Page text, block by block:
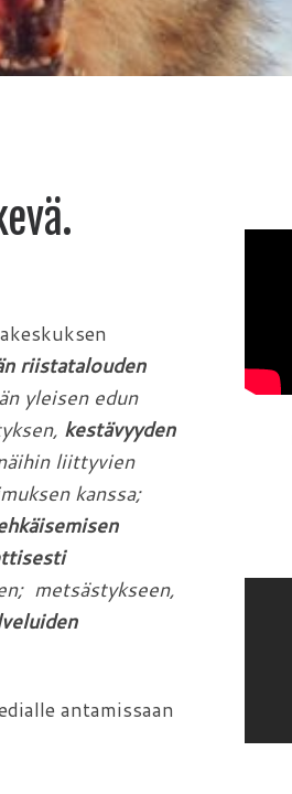
riistatalouden
yleisen edun
kestävyyden
liittyvien
kanssa;
metsästykseen,
antamissaan